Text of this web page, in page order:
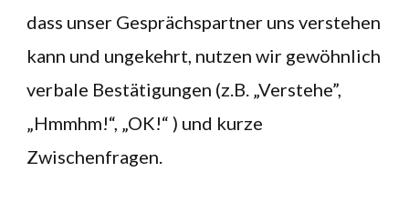
dass unser Gesprächspartner uns verstehen
kann und ungekehrt, nutzen wir gewöhnlich
verbale Bestätigungen (z.B. „Verstehe”,
„Hmmhm!“, „OK!“ ) und kurze
Zwischenfragen.